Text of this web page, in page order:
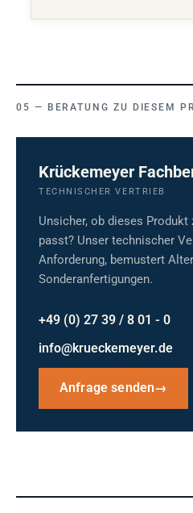
BERATUNG ZU DIESEM
Krückemeyer
TECHNISCHER VERTRIEB
Unsicher, ob dieses Produkt
passt? Unser technischer
Anforderung, bemustert
Sonderanfertigungen.
+49 (0) 27 39 / 8 01 - 0
info@krueckemeyer.de
Anfrage senden→